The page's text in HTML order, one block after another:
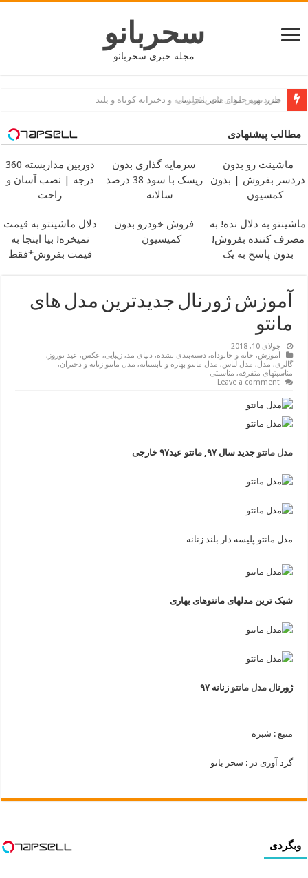
سحربانو
مجله خبری سحربانو
جدید ترین مدل های پافر زنانه و دخترانه کوتاه و بلند
مطالب پیشنهادی
ماشینت رو بدون
دردسر بفروش | بدون
کمسیون
سرمایه گذاری بدون
ریسک با سود 38 درصد
سالانه
دوربین مداربسته 360
درجه | نصب آسان و
راحت
ماشینتو به دلال نده! به
مصرف کننده بفروش!
بدون پاسخ به یک
فروش خودرو بدون
کمیسیون
دلال ماشینتو به قیمت
نمیخره! بیا اینجا به
قیمت بفروش*فقط
آموزش ژورنال جدیدترین مدل های
مانتو
جولای 10, 2018
آموزش, خانه و خانوداه, دسته‌بندی نشده, دنیای مد,زیبایی, عکس, عید نوروز ,
گالری, مدل, مدل لباس, مدل مانتو بهاره و تابستانه, مدل مانتو زنانه و دختران,
مناسبتهای متفرقه, مناسبتی
Leave a comment
مدل مانتوجدید سال ۹۷, مانتو عید۹۷ خارجی
مدل مانتو پلیسه دار بلند زنانه
شیک ترین مدلهای مانتوهای بهاری
ژورنال مدل مانتو زنانه ۹۷
منبع : شبره
گرد آوری در : سحر بانو
وبگردی